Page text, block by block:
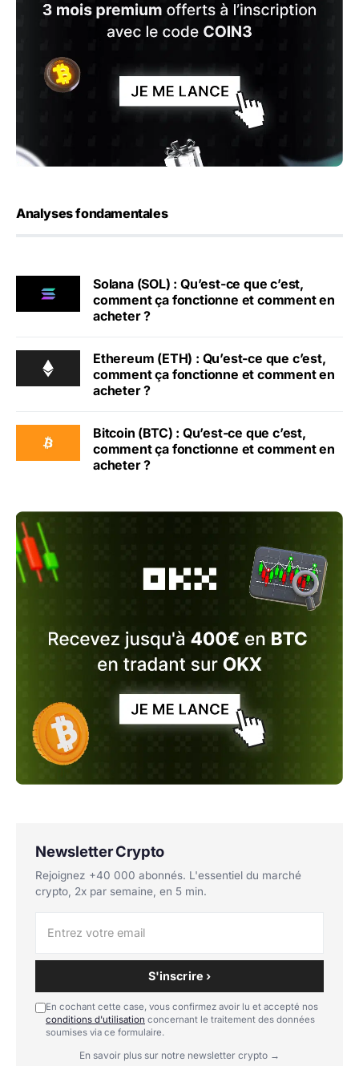
Analyses fondamentales
Solana (SOL) : Qu’est-ce que c’est,
comment ça fonctionne et comment en
acheter ?
Ethereum (ETH) : Qu’est-ce que c’est,
comment ça fonctionne et comment en
acheter ?
Bitcoin (BTC) : Qu’est-ce que c’est,
comment ça fonctionne et comment en
acheter ?
Newsletter Crypto
Rejoignez +40 000 abonnés. L'essentiel du marché
crypto, 2x par semaine, en 5 min.
S'inscrire ›
En cochant cette case, vous confirmez avoir lu et accepté nos
conditions d'utilisation concernant le traitement des données
soumises via ce formulaire.
En savoir plus sur notre newsletter crypto →